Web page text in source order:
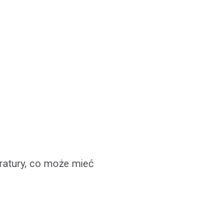
co może mieć